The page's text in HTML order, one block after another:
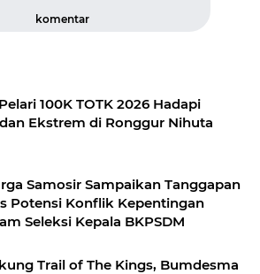
komentar
100K TOTK 2026 Hadapi
Ekstrem di Ronggur Nihuta
Samosir Sampaikan Tanggapan
Potensi Konflik Kepentingan
Seleksi Kepala BKPSDM
Trail of The Kings, Bumdesma